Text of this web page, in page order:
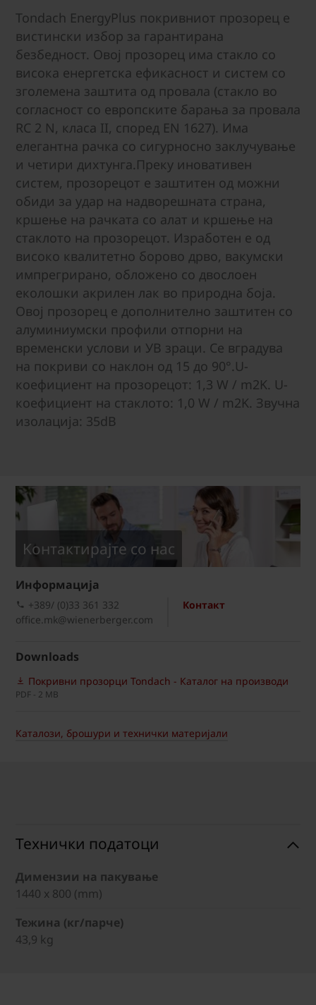
Tondach EnergyPlus покривниот прозорец е
вистински избор за гарантирана
безбедност. Овој прозорец има стакло со
висока енергетска ефикасност и систем со
зголемена заштита од провала (стакло во
согласност со европските барања за провала
RC 2 N, класа II, според EN 1627). Има
елегантна рачка со сигурносно заклучување
и четири дихтунга.Преку иновативен
систем, прозорецот е заштитен од можни
обиди за удар на надворешната страна,
кршење на рачката со алат и кршење на
стаклото на прозорецот. Изработен е од
високо квалитетно борово дрво, вакумски
импрегрирано, обложено со двослоен
еколошки акрилен лак во природна боја.
Овој прозорец е дополнително заштитен со
алуминиумски профили отпорни на
временски услови и УВ зраци. Се вградува
на покриви со наклон од 15 до 90°.U-
коефициент на прозорецот: 1,3 W / m2K. U-
коефициент на стаклото: 1,0 W / m2K. Звучна
изолација: 35dB
Kонтактирајте со нас
Информациja
Контакт
+389/ (0)33 361 332
office.mk@wienerberger.com
Downloads
Покривни прозорци Tondach - Каталог на производи
PDF - 2 MB
Каталози, брошури и технички материјали
Технички податоци
Димензии на пакување
1440 x 800 (mm)
Тежина (кг/парче)
43,9 kg